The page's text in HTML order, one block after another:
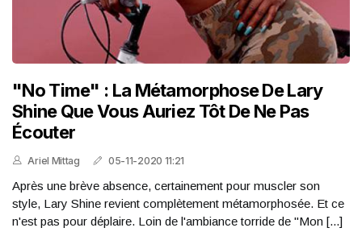
"No Time" : La Métamorphose De Lary
Shine Que Vous Auriez Tôt De Ne Pas
Écouter
Ariel Mittag 05-11-2020 11:21
Après une brève absence, certainement pour muscler son
style, Lary Shine revient complètement métamorphosée. Et ce
n'est pas pour déplaire. Loin de l'ambiance torride de "Mon [...]